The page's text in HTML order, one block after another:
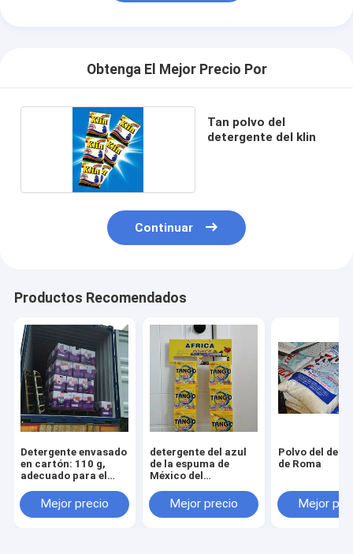
Obtenga El Mejor Precio Por
Tan polvo del
detergente del klin
Continuar
Productos Recomendados
Detergente envasado
en cartón: 110 g,
adecuado para el
máquinas
Mejor precio
detergente del azul
de la espuma de
México del
Mejor precio
Polvo del
de Roma
Mejor